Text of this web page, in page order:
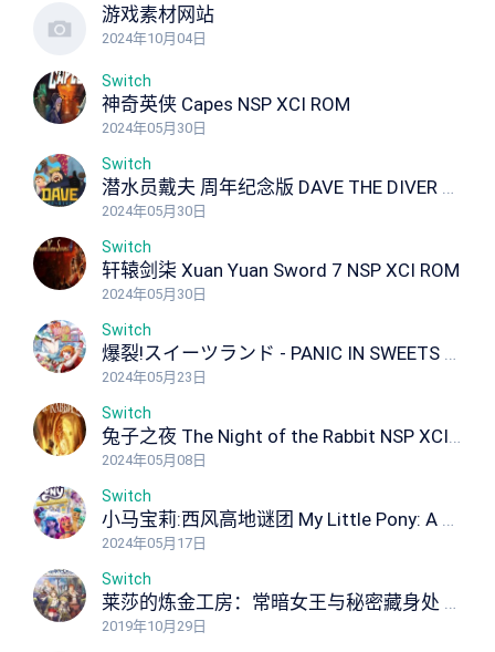
游戏素材网站
2024年10月04日
Switch
神奇英侠 Capes NSP XCI ROM
2024年05月30日
Switch
潜水员戴夫 周年纪念版 DAVE THE DIVER Anniversary Edition NSP XCI ROM
2024年05月30日
Switch
轩辕剑柒 Xuan Yuan Sword 7 NSP XCI ROM
2024年05月30日
Switch
爆裂!スイーツランド - PANIC IN SWEETS LAND Panic in Sweets Land NSP XCI ROM
2024年05月23日
Switch
兔子之夜 The Night of the Rabbit NSP XCI ROM
2024年05月08日
Switch
小马宝莉:西风高地谜团 My Little Pony: A Zephyr Heights Mystery NSP XCI ROM
2024年05月17日
Switch
莱莎的炼金工房：常暗女王与秘密藏身处 Atelier Ryza: Ever Darkness the Secret Hideout NSP XCI ROM
2019年10月29日